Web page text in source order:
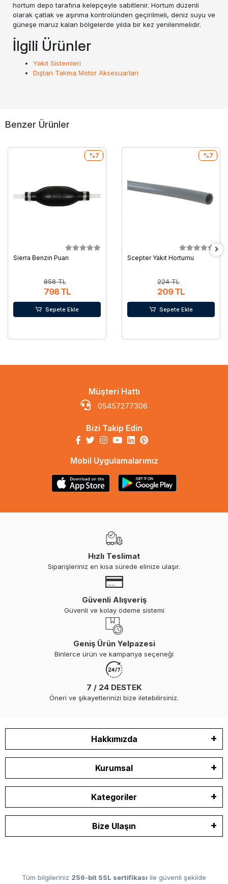
hortum depo tarafına kelepçeyle sabitlenir. Hortum düzenli
olarak çatlak ve aşınma kontrolünden geçirilmeli, deniz suyu ve
güneşe maruz kalan bölgelerde yılda bir kez yenilenmelidir.
İlgili Ürünler
Yakıt Sistemleri
Dıştan Takma Motor Aksesuarları
Benzer Ürünler
Sierra Benzin Puarı
858 TL
798 TL
%7
Sepete Ekle
Scepter Yakıt Hortumu
224 TL
209 TL
%7
Sepete Ekle
Müşteri Hattı
05457277306
Bizi Takip Edin
Mobil Uygulamalarımız
Hızlı Teslimat
Siparişleriniz en kısa sürede elinize ulaşır.
Güvenli Alışveriş
Güvenli ve kolay ödeme sistemi
Geniş Ürün Yelpazesi
Binlerce ürün ve kampanya seçeneği
7 / 24 DESTEK
Öneri ve şikayetlerinizi bize iletebilirsiniz.
Hakkımızda
Kurumsal
Kategoriler
Bize Ulaşın
Tüm bilgileriniz 256-bit SSL sertifikası ile güvenli şekilde